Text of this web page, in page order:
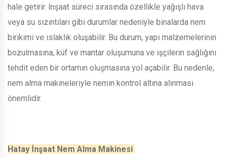
hale getirir. İnşaat süreci sırasında özellikle yağışlı hava
veya su sızıntıları gibi durumlar nedeniyle binalarda nem
birikimi ve ıslaklık oluşabilir. Bu durum, yapı malzemelerinin
bozulmasına, küf ve mantar oluşumuna ve işçilerin sağlığını
tehdit eden bir ortamın oluşmasına yol açabilir. Bu nedenle,
nem alma makineleriyle nemin kontrol altına alınması
önemlidir.
Hatay İnşaat Nem Alma Makinesi